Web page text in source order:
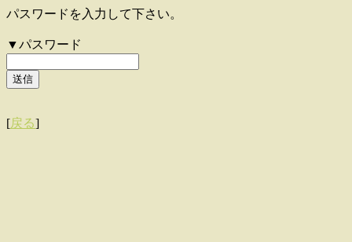
パスワードを入力して下さい。
▼パスワード
[戻る]